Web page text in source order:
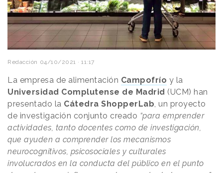
Redacción 04/10/2021 · 11:17
La empresa de alimentación Campofrío y la
Universidad Complutense de Madrid (UCM) han
presentado la Cátedra ShopperLab, un proyecto
de investigación conjunto creado “para emprender
actividades, tanto docentes como de investigación,
que ayuden a comprender los mecanismos
neurocognitivos, psicosociales y culturales
involucrados en la conducta del público en el punto